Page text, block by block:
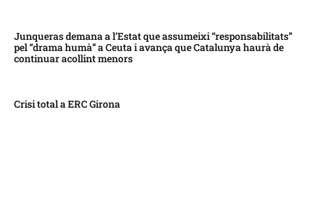
Junqueras demana a l’Estat que assumeixi “responsabilitats”
pel “drama humà” a Ceuta i avança que Catalunya haurà de
continuar acollint menors
Crisi total a ERC Girona